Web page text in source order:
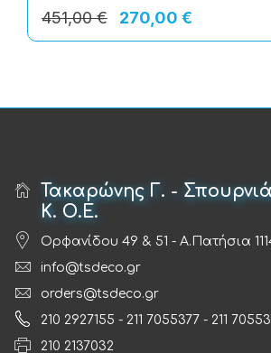
270,00 €
451,00 €
Τακαρώνης Γ. -
Κ. Ο.Ε.
Ορφανίδου 49 & 51 - Α.Πατήσια
info@tsdeco.gr
orders@tsdeco.gr
210 2927155 - 211 7055377 - 211
210 2137032